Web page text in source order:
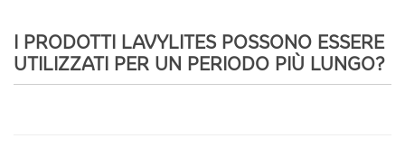
I PRODOTTI LAVYLITES POSSONO ESSERE
UTILIZZATI PER UN PERIODO PIÙ LUNGO?